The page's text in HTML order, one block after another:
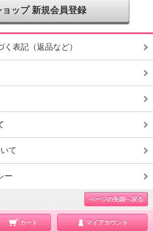
ョップ 新規会員登録
表記（返品など）
て
ー
ページの先頭へ戻る
カート マイアカウント